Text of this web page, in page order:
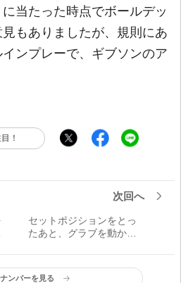
当たった時点でボールデッ
もありましたが、規則にあ
ンプレーで、ギブソンのア
！
次回へ
セットポジションをとっ
たあと、グラブを動かし
ンバーを見る